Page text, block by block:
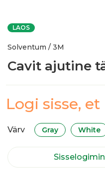
LAOS
Solventum / 3M
Cavit ajutine
Logi sisse,
Värv Gray White